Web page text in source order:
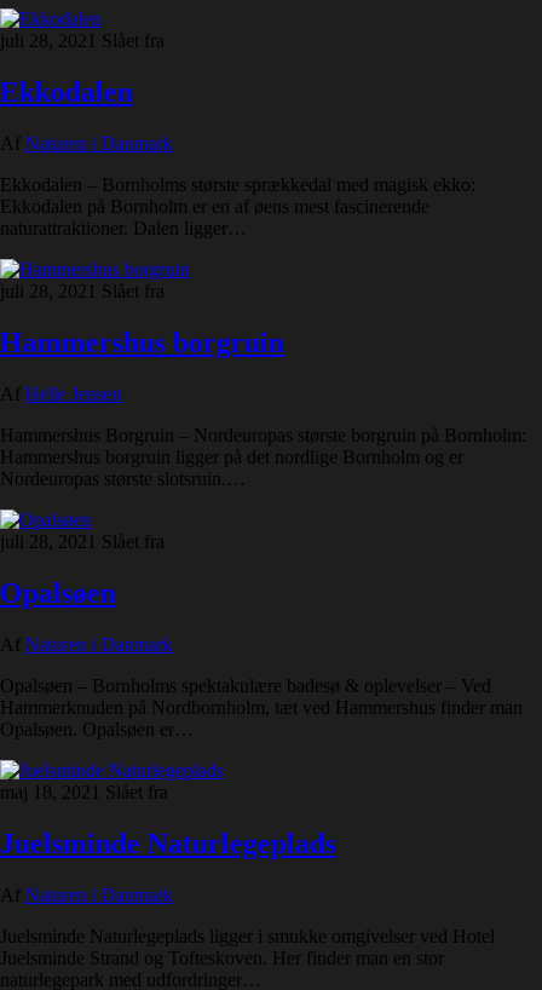
juli 28, 2021 Slået fra
Ekkodalen
Af Naturen i Danmark
Ekkodalen – Bornholms største sprækkedal med magisk ekko:
Ekkodalen på Bornholm er en af øens mest fascinerende
naturattraktioner. Dalen ligger…
juli 28, 2021 Slået fra
Hammershus borgruin
Af Helle Jensen
Hammershus Borgruin – Nordeuropas største borgruin på Bornholm:
Hammershus borgruin ligger på det nordlige Bornholm og er
Nordeuropas største slotsruin.…
juli 28, 2021 Slået fra
Opalsøen
Af Naturen i Danmark
Opalsøen – Bornholms spektakulære badesø & oplevelser – Ved
Hammerknuden på Nordbornholm, tæt ved Hammershus finder man
Opalsøen. Opalsøen er…
maj 18, 2021 Slået fra
Juelsminde Naturlegeplads
Af Naturen i Danmark
Juelsminde Naturlegeplads ligger i smukke omgivelser ved Hotel
Juelsminde Strand og Tofteskoven. Her finder man en stor
naturlegepark med udfordringer…